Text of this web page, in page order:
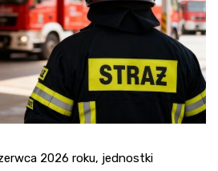
2026 roku, jednostki